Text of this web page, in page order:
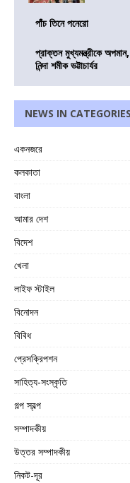
পাঁচ তিনে পনেরো
প্রাক্তন মুখ্যমন্ত্রীকে
নিন্দা শমীক ভট্টাচার্যর
NEWS IN CATEGORIES
একনজরে
কলকাতা
বাংলা
আমার দেশ
বিদেশ
খেলা
লাইফ স্টাইল
বিনোদন
বিবিধ
প্রেসক্রিপশন
সাহিত্য-সংস্কৃতি
গল্প স্বল্প
সম্পাদকীয়
উত্তর সম্পাদকীয়
নিকট-দূর